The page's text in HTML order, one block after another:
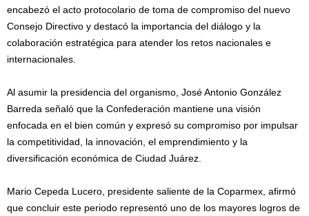
encabezó el acto protocolario de toma de compromiso del nuevo
Consejo Directivo y destacó la importancia del diálogo y la
colaboración estratégica para atender los retos nacionales e
internacionales.
Al asumir la presidencia del organismo, José Antonio González
Barreda señaló que la Confederación mantiene una visión
enfocada en el bien común y expresó su compromiso por impulsar
la competitividad, la innovación, el emprendimiento y la
diversificación económica de Ciudad Juárez.
Mario Cepeda Lucero, presidente saliente de la Coparmex, afirmó
que concluir este periodo representó uno de los mayores logros de